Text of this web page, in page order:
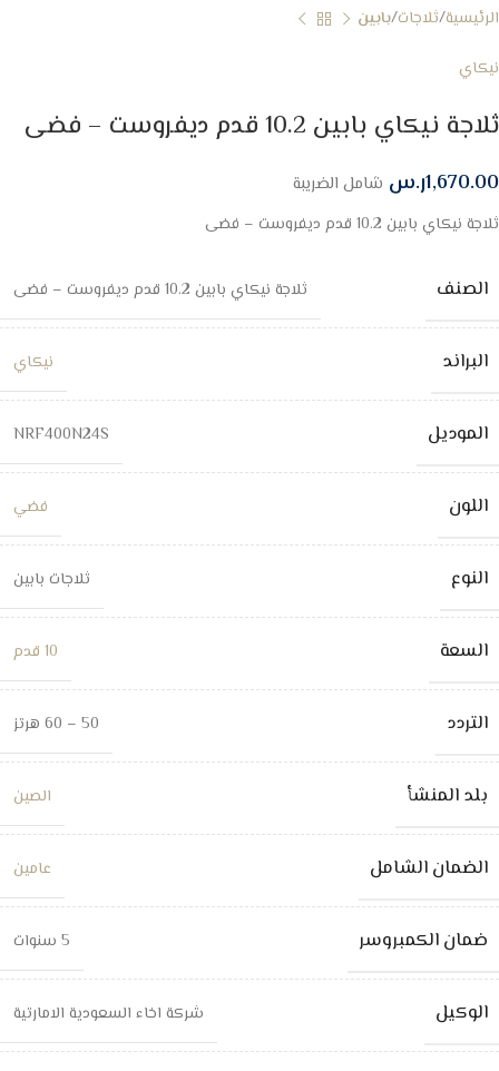
الرئيسية ثلاجات بابين
نيكاي
ثلاجة نيكاي بابين 10.2 قدم ديفروست – فضى
1,670.00ر.س شامل الضريبة
ثلاجة نيكاي بابين 10.2 قدم ديفروست – فضى
الصنف ثلاجة نيكاي بابين 10.2 قدم ديفروست – فضى
البراند نيكاي
الموديل NRF400N24S
اللون فضي
النوع ثلاجات بابين
السعة 10 قدم
التردد 50 – 60 هرتز
بلد المنشأ الصين
الضمان الشامل عامين
ضمان الكمبروسر 5 سنوات
الوكيل شركة اخاء السعودية الامارتية